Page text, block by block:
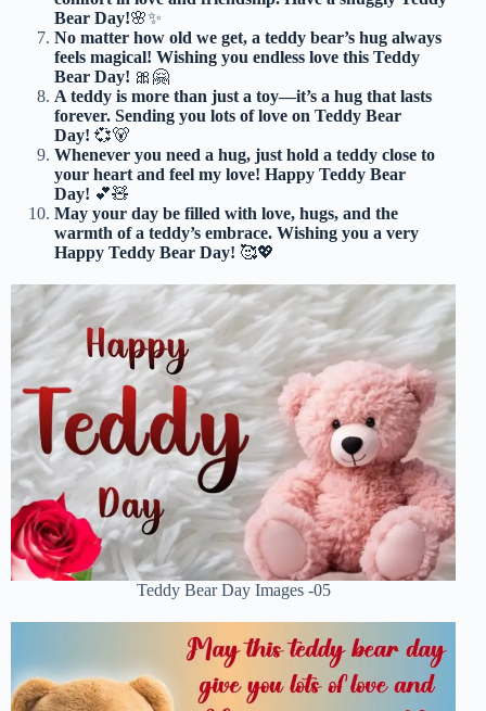
Bear Day!🌸✨
No matter how old we get, a teddy bear’s hug always
feels magical! Wishing you endless love this Teddy
Bear Day! 🎀🤗
A teddy is more than just a toy—it’s a hug that lasts
forever. Sending you lots of love on Teddy Bear
Day! 💞🐻
Whenever you need a hug, just hold a teddy close to
your heart and feel my love! Happy Teddy Bear
Day! 💕🧸
May your day be filled with love, hugs, and the
warmth of a teddy’s embrace. Wishing you a very
Happy Teddy Bear Day! 🥰💖
Teddy Bear Day Images -05